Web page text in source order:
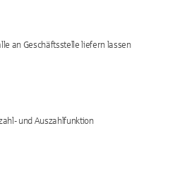
an Geschäftsstelle liefern lassen
und Auszahlfunktion